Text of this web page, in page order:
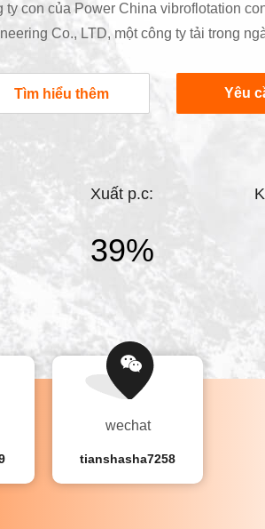
ty con của Power China vibroflotation
Co., LTD, một công ty tải trong
của Trung Quốc.Là nhà lãnh đạo
hoàn chỉnh phát triển và sản xuất ở
thương hiệu Trung Quốc đối mặt với thế
Tìm hiểu thêm Yêu
Xuất p.c:
40%
wechat
tianshasha7258